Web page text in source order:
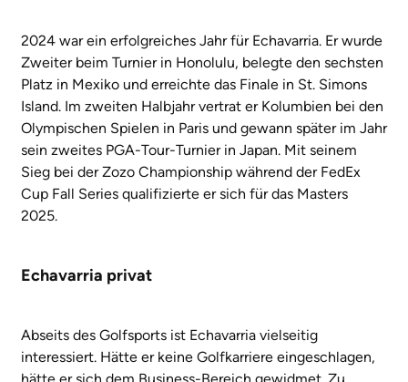
2024 war ein erfolgreiches Jahr für Echavarria. Er wurde
Zweiter beim Turnier in Honolulu, belegte den sechsten
Platz in Mexiko und erreichte das Finale in St. Simons
Island. Im zweiten Halbjahr vertrat er Kolumbien bei den
Olympischen Spielen in Paris und gewann später im Jahr
sein zweites PGA-Tour-Turnier in Japan. Mit seinem
Sieg bei der Zozo Championship während der FedEx
Cup Fall Series qualifizierte er sich für das Masters
2025.
Echavarria privat
Abseits des Golfsports ist Echavarria vielseitig
interessiert. Hätte er keine Golfkarriere eingeschlagen,
hätte er sich dem Business-Bereich gewidmet. Zu